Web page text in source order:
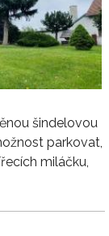
šindelovou
parkovat,
miláčku,